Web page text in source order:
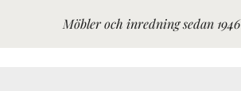
Möbler och inredning sedan 1946